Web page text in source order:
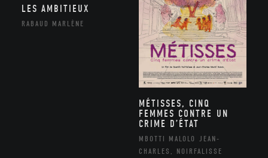
LES AMBITIEUX
RABAUD MARLÈNE
MÉTISSES, CINQ
FEMMES CONTRE UN
CRIME D’ÉTAT
MBOTTI MALOLO JEAN-
CHARLES, NOIRFALISSE